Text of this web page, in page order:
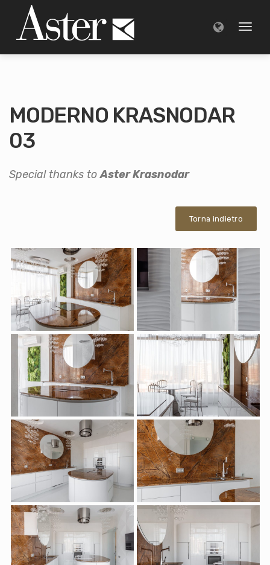
Toggle
MODERNO KRASNODAR
03
Special thanks toAster Krasnodar
Torna indietro